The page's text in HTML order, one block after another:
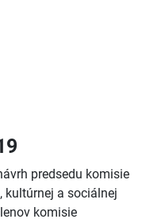
predsedu komisie
kultúrnej a sociálnej
komisie